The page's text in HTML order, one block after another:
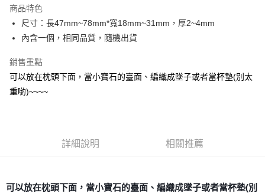
Apple Pay
街口支付
悠遊付
ATM付款
每筆NT$80，滿NT$3,000(含以上)免運費
每筆NT$80，滿NT$3,000(含以上)免運費
商品特色
尺寸：長47mm~78mm*寬18mm~31mm，厚2~4mm
內含一個，相同品質，隨機出貨
銷售重點
可以放在枕頭下面，當小寶石的臺面、編織成墜子或者當杯墊(別太
重喲)~~~~
詳細說明 相關推薦
可以放在枕頭下面，當小寶石的臺面、編織成墜子或者當杯墊(別